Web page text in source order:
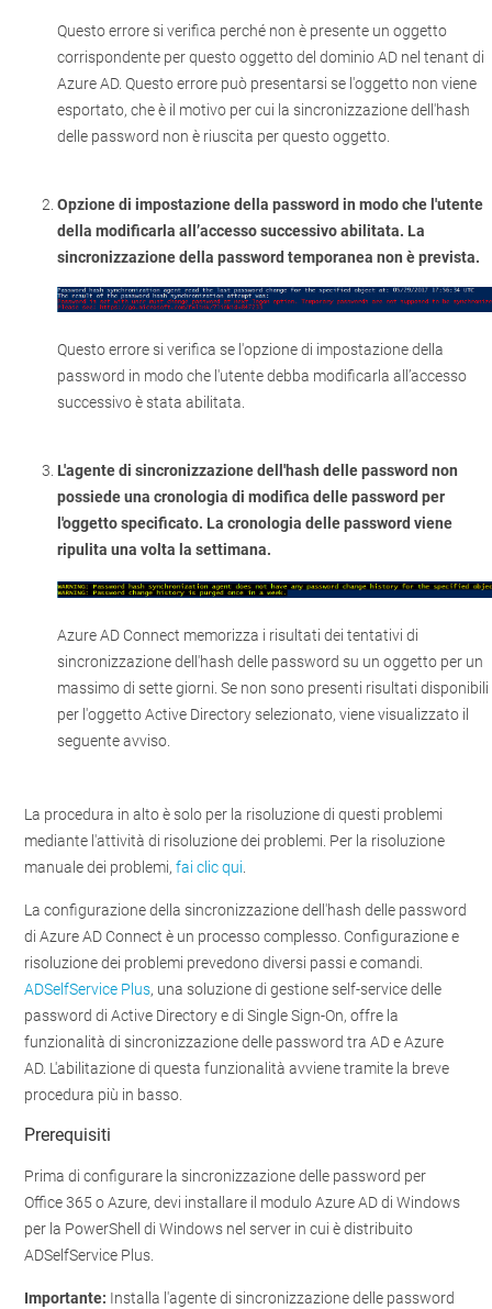
Questo errore si verifica perché non è presente un oggetto
corrispondente per questo oggetto del dominio AD nel tenant di
Azure AD. Questo errore può presentarsi se l'oggetto non viene
esportato, che è il motivo per cui la sincronizzazione dell'hash
delle password non è riuscita per questo oggetto.
Opzione di impostazione della password in modo che l'utente
della modificarla all’accesso successivo abilitata. La
sincronizzazione della password temporanea non è prevista.
Questo errore si verifica se l'opzione di impostazione della
password in modo che l'utente debba modificarla all’accesso
successivo è stata abilitata.
L'agente di sincronizzazione dell'hash delle password non
possiede una cronologia di modifica delle password per
l'oggetto specificato. La cronologia delle password viene
ripulita una volta la settimana.
Azure AD Connect memorizza i risultati dei tentativi di
sincronizzazione dell'hash delle password su un oggetto per un
massimo di sette giorni. Se non sono presenti risultati disponibili
per l'oggetto Active Directory selezionato, viene visualizzato il
seguente avviso.
La procedura in alto è solo per la risoluzione di questi problemi
mediante l'attività di risoluzione dei problemi. Per la risoluzione
manuale dei problemi,fai clic qui
La configurazione della sincronizzazione dell'hash delle password
di Azure AD Connect è un processo complesso. Configurazione e
risoluzione dei problemi prevedono diversi passi e comandi.
ADSelfService Plus, una soluzione di gestione self-service delle
password di Active Directory e di Single Sign-On, offre la
funzionalità di sincronizzazione delle password tra AD e Azure
AD. L'abilitazione di questa funzionalità avviene tramite la breve
procedura più in basso.
Prerequisiti
Prima di configurare la sincronizzazione delle password per
Office 365 o Azure, devi installare il modulo Azure AD di Windows
per la PowerShell di Windows nel server in cui è distribuito
ADSelfService Plus.
Importante: Installa l'agente di sincronizzazione delle password